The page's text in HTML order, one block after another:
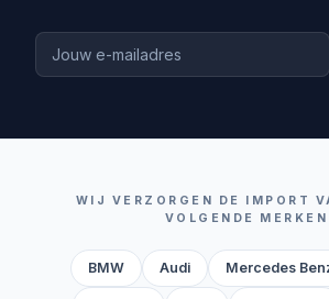
WIJ VERZORGEN DE IMPORT
VOLGENDE MERKEN
BMW Audi Mercedes